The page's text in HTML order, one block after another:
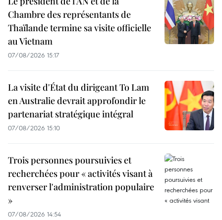
Chambre des représentants de
Thaïlande termine sa visite officielle
au Vietnam
07/08/2026 15:17
La visite d'État du dirigeant To Lam
en Australie devrait approfondir le
partenariat stratégique intégral
07/08/2026 15:10
Trois personnes poursuivies et
recherchées pour « activités visant à
renverser l'administration populaire
»
07/08/2026 14:54